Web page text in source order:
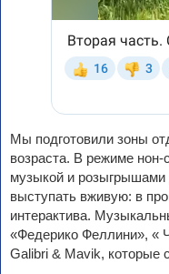
Мы подготовили зоны
возраста. В режиме нон-
музыкой и розыгрышами
выступать вживую: в
интерактива.
«Федерико Феллини», «
Galibri & Mavik, которые